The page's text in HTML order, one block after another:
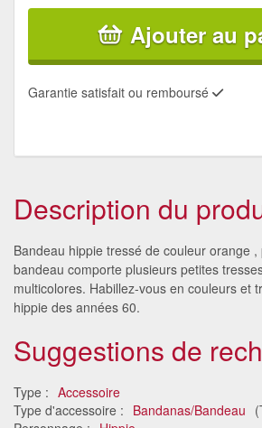
Ajouter au
Garantie satisfait ou remboursé
Description du
Bandeau hippie tressé de couleur orange
bandeau comporte plusieurs petites
multicolores. Habillez-vous en couleurs et
hippie des années 60.
Suggestions de
Type : Accessoire
Type d'accessoire : Bandanas/Bandeau